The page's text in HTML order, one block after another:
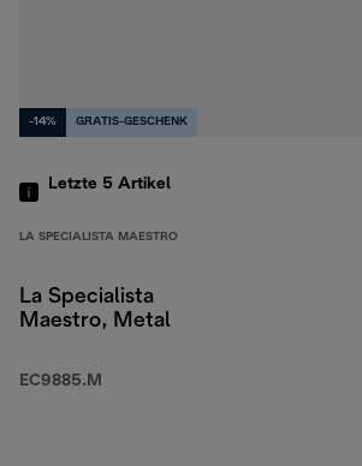
-14% GRATIS-GESCHENK
Letzte 5 Artikel
LA SPECIALISTA MAESTRO
La Specialista
Maestro, Metal
EC9885.M